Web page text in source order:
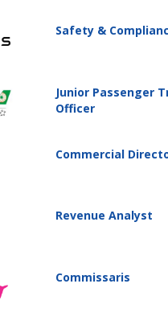
Safety &
Junior Passenger
Officer
Commercial
Revenue Analyst
Commissaris